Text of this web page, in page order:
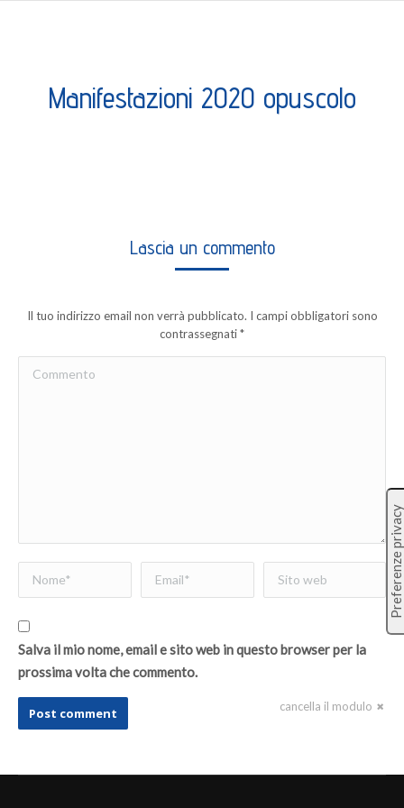
Manifestazioni 2020 opuscolo
Lascia un commento
Il tuo indirizzo email non verrà pubblicato. I campi obbligatori sono
contrassegnati*
Commento
Nome * Email * Sito web
Salva il mio nome, email e sito web in questo browser per la
prossima volta che commento.
cancella il modulo
Post comment